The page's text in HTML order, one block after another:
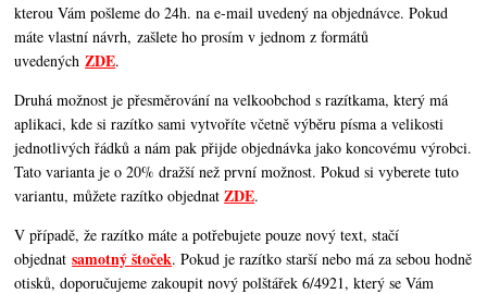
kterou Vám pošleme do 24h. na e-mail uvedený na objednávce. Pokud
máte vlastní návrh, zašlete ho prosím v jednom z formátů
uvedenýchZDE.
Druhá možnost je přesměrování na velkoobchod s razítkama, který má
aplikaci, kde si razítko sami vytvoříte včetně výběru písma a velikosti
jednotlivých řádků a nám pak přijde objednávka jako koncovému výrobci.
Tato varianta je o 20% dražší než první možnost. Pokud si vyberete tuto
variantu, můžete razítko objednatZDE.
V případě, že razítko máte a potřebujete pouze nový text, stačí
objednatsamotný štoček. Pokud je razítko starší nebo má za sebou hodně
otisků, doporučujeme zakoupit nový polštářek 6/4921, který se Vám